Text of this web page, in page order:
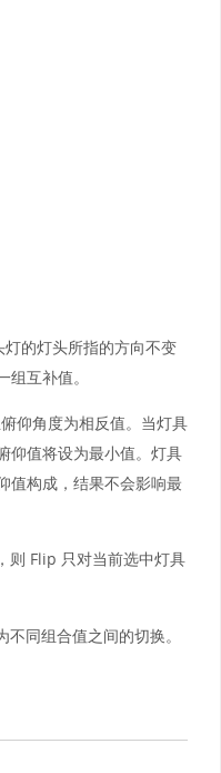
的灯头所指的方向不变
互补值。
仰角度为相反值。当灯具
仰值将设为最小值。灯具
值构成，结果不会影响最
则 Flip 只对当前选中灯具
同组合值之间的切换。